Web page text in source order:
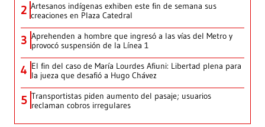
2 Artesanos indígenas exhiben este fin de semana sus
creaciones en Plaza Catedral
3 Aprehenden a hombre que ingresó a las vías del Metro y
provocó suspensión de la Línea 1
4 El fin del caso de María Lourdes Afiuni: Libertad plena para
la jueza que desafió a Hugo Chávez
5 Transportistas piden aumento del pasaje; usuarios
reclaman cobros irregulares